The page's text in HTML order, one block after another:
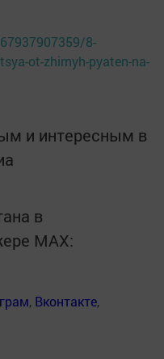
8-
ot-zhirnyh-pyaten-na-
и интересным в
в
MАХ:
, Вконтакте,